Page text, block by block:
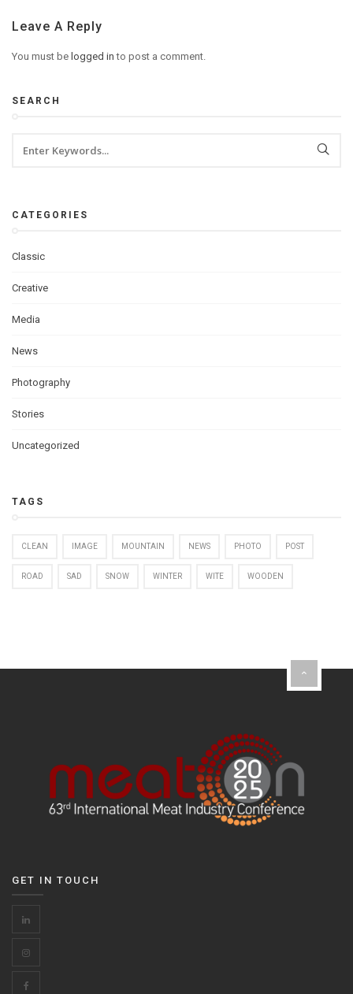
Leave A Reply
You must be logged in to post a comment.
SEARCH
CATEGORIES
Classic
Creative
Media
News
Photography
Stories
Uncategorized
TAGS
CLEAN IMAGE MOUNTAIN NEWS PHOTO POST
ROAD SAD SNOW WINTER WITE WOODEN
GET IN TOUCH